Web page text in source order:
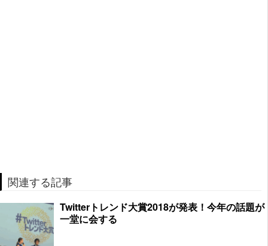
関連する記事
Twitterトレンド大賞2018が発表！今年の話題が
一堂に会する